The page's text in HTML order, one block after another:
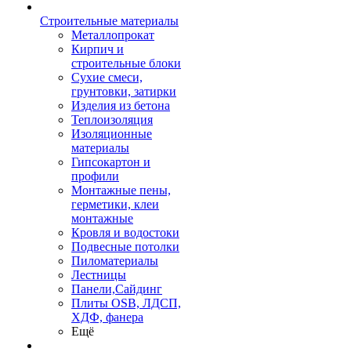
Строительные материалы
Металлопрокат
Кирпич и
строительные блоки
Сухие смеси,
грунтовки, затирки
Изделия из бетона
Теплоизоляция
Изоляционные
материалы
Гипсокартон и
профили
Монтажные пены,
герметики, клеи
монтажные
Кровля и водостоки
Подвесные потолки
Пиломатериалы
Лестницы
Панели,Сайдинг
Плиты OSB, ЛДСП,
ХДФ, фанера
Ещё